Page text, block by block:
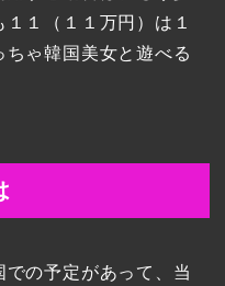
１（１１万円）は１
ゃ韓国美女と遊べる
の予定があって、当